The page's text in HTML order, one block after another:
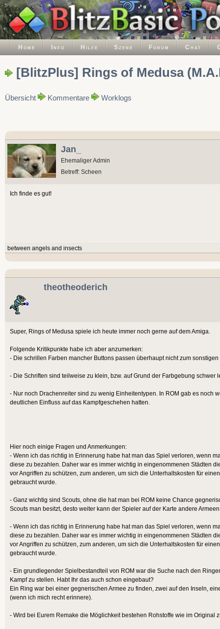
Home Info Hilfe Szene Forum Chat
[BlitzPlus] Rings of Medusa
Übersicht Kommentare Worklogs
Jan_
Ehemaliger Admin
Betreff: Scheen
Ich finde es gut!
between angels and insects
theotheoderich
Super, Rings of Medusa spiele ich heute immer noch gerne auf dem Amiga.
Folgende Kritikpunkte habe ich aber anzumerken:
- Die schrillen Farben mancher Buttons passen überhaupt nicht zum sonstigen
- Die Schriften sind teilweise zu klein, bzw. auf Grund der Farbgebung schwer
- Nur noch Drachenreiter sind zu wenig Einheitentypen. In ROM gab es noch
deutlichen Einfluss auf das Kampfgeschehen hatten.
Hier noch einige Fragen und Anmerkungen:
- Wenn ich das richtig in Erinnerung habe hat man das Spiel verloren, wenn
diese zu bezahlen. Daher war es immer wichtig in eingenommenen Städten
vor Angriffen zu schützen, zum anderen, um sich die Unterhaltskosten für
gebraucht wurde.
- Ganz wichtig sind Scouts, ohne die hat man bei ROM keine Chance
Scouts man besitzt, desto weiter kann der Spieler auf der Karte andere
- Wenn ich das richtig in Erinnerung habe hat man das Spiel verloren, wenn
diese zu bezahlen. Daher war es immer wichtig in eingenommenen Städten
vor Angriffen zu schützen, zum anderen, um sich die Unterhaltskosten für
gebraucht wurde.
- Ein grundlegender Spielbestandteil von ROM war die Suche nach den
Kampf zu stellen. Habt Ihr das auch schon eingebaut?
Ein Ring war bei einer gegnerischen Armee zu finden, zwei auf den Inseln,
(wenn ich mich recht erinnere).
- Wird bei Eurem Remake die Möglichkeit bestehen Rohstoffe wie im Original